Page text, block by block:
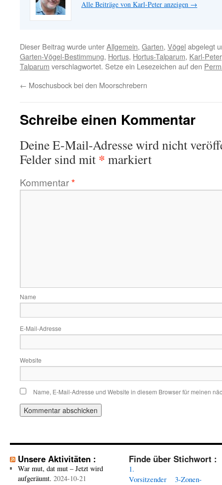
Alle Beiträge von Karl-Peter anzeigen →
Dieser Beitrag wurde unterAllgemein, Garten, Vögel abgelegt
Garten-Vögel-Bestimmung, Hortus, Hortus-Talparum, Karl-Peter
Talparum verschlagwortet. Setze ein Lesezeichen auf den
← Moschusbock bei den Moorschrebern
Schreibe einen Kommentar
Deine E-Mail-Adresse wird nicht
Felder sind mit * markiert
Kommentar*
Name
E-Mail-Adresse
Website
Name, E-Mail-Adresse und Website in diesem Browser für meinen
Unsere Aktivitäten :
War mut, dat mut – Jetzt wird
aufgeräumt. 2024-10-21
Finde über Stichwort :
1.
Vorsitzender
3-Zonen-